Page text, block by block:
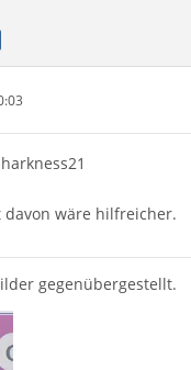
davon wäre hilfreicher.
gegenübergestellt.